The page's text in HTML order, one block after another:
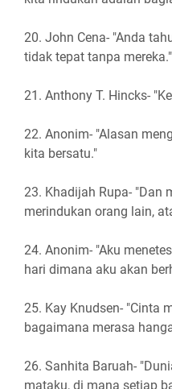
20. John Cena- "Anda
tidak tepat tanpa mereka."
21. Anthony T. Hincks-
22. Anonim- "Alasan
kita bersatu."
23. Khadijah Rupa- "Dan
merindukan orang lain,
24. Anonim- "Aku
hari dimana aku akan
25. Kay Knudsen- "Cinta
bagaimana merasa
26. Sanhita Baruah-
mataku, di mana setiap